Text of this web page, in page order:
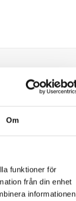
Om
funktioner för
från din enhet
informationen